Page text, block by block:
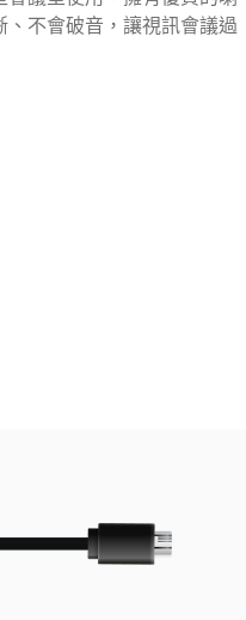
不會破音，讓視訊會議過